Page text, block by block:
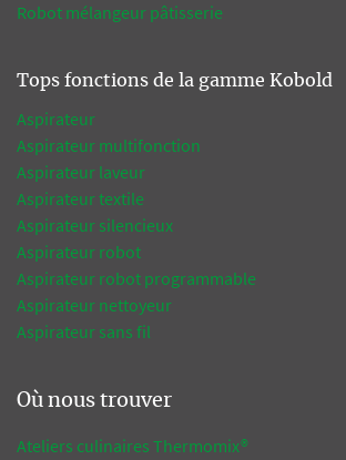
Robot mélangeur pâtisserie
Tops fonctions de la gamme Kobold
Aspirateur
Aspirateur multifonction
Aspirateur laveur
Aspirateur textile
Aspirateur silencieux
Aspirateur robot
Aspirateur robot programmable
Aspirateur nettoyeur
Aspirateur sans fil
Où nous trouver
Ateliers culinaires Thermomix®